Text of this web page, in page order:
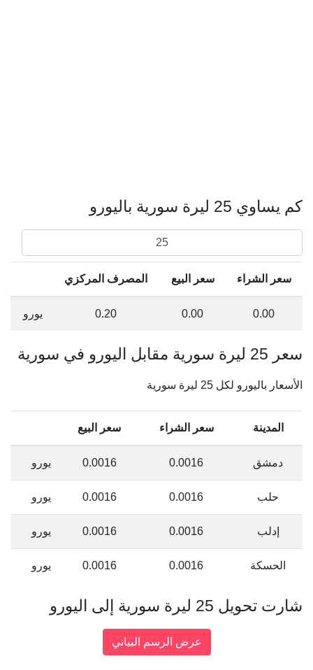
كم يساوي 25 ليرة سورية باليورو
سعر الشراء سعر البيع المصرف المركزي
0.00
0.00
0.20 يورو
سعر 25 ليرة سورية مقابل اليورو في سورية
الأسعار باليورو لكل 25 ليرة سورية
المدينة سعر الشراء سعر البيع
دمشق 0.0016
0.0016 يورو
حلب 0.0016
0.0016 يورو
إدلب 0.0016
0.0016 يورو
الحسكة 0.0016
0.0016 يورو
شارت تحويل 25 ليرة سورية إلى اليورو